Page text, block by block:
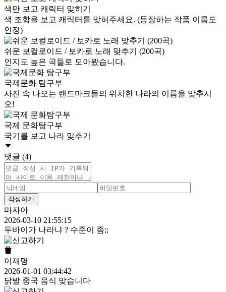
색만 보고 캐릭터 맞히기
색 조합을 보고 캐릭터를 맞혀주세요. (등장하는 작품 이름도
인정)
쉬운 보컬로이드 / 보카로 노래 맞추기 (200곡)
인지도 높은 곡들로 모아봤습니다.
국제문화 탐구부
사진 속 나오는 랜드마크들의 위치한 나라의 이름을 맞추시
오!
국제 문화탐구부
국기를 보고 나라 맞추기
댓글 (4)
작성하기
마자아
2026-03-10 21:55:15
두바이가 나라냐 ? 수준이 좀;;
이재명
2026-01-01 03:44:42
닭발 중국 음식 맞습니다